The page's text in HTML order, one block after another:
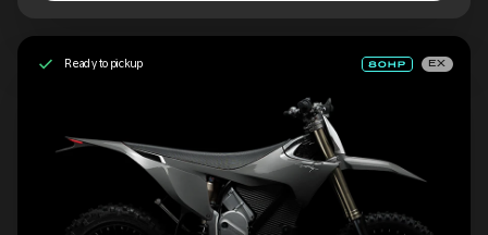
Ready to pickup EX